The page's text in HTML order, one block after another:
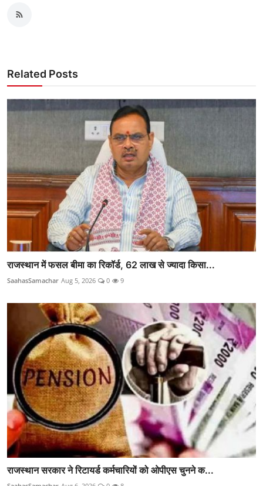
Related Posts
राजस्थान में फसल बीमा का रिकॉर्ड, 62 लाख से ज्यादा किसा...
SaahasSamachar Aug 5, 2026 0 9
राजस्थान सरकार ने रिटायर्ड कर्मचारियों को ओपीएस चुनने क...